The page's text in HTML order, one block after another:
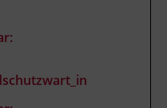
benötigen Sie ein
kann in
zur